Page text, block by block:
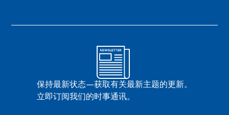
保持最新状态—获取有关最新主题的更新。
立即订阅我们的时事通讯。